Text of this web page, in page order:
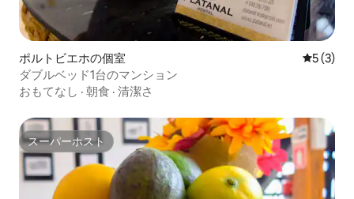
ポルトビエホの個室 レビュー
5 (3)
ダブルベッド1台のマンション
おもてなし · 朝食 · 清潔さ
スーパーホスト
スーパーホスト